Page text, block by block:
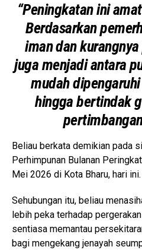
“Peningkatan ini
Berdasarkan
iman dan
juga menjadi antara
mudah
hingga bertindak
Beliau berkata demikian pada
Perhimpunan Bulanan
Mei 2026 di Kota Bharu, hari ini.
Sehubungan itu, beliau
lebih peka terhadap
sentiasa memantau
bagi mengekang jenayah